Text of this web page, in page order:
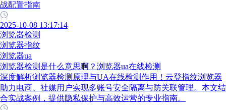
战配置指南
2025-10-08 13:17:14
浏览器检测
浏览器指纹
浏览器ua
浏览器检测是什么意思啊？浏览器ua在线检测
深度解析浏览器检测原理与UA在线检测作用！云登指纹浏览器
助力电商、社媒用户实现多账号安全隔离与防关联管理。本文结
合实战案例，提供隐私保护与高效运营的专业指南。